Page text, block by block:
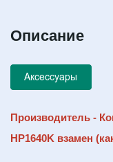
Описание
Производитель -
HP1640K взамен